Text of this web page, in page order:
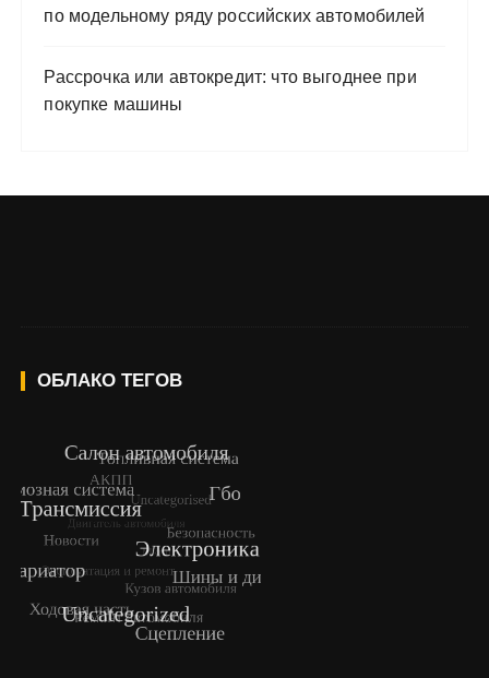
по модельному ряду российских автомобилей
Рассрочка или автокредит: что выгоднее при
покупке машины
ОБЛАКО ТЕГОВ